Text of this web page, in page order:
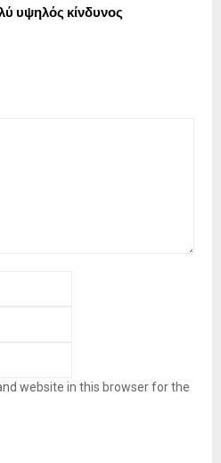
υψηλός κίνδυνος
website in this browser for the